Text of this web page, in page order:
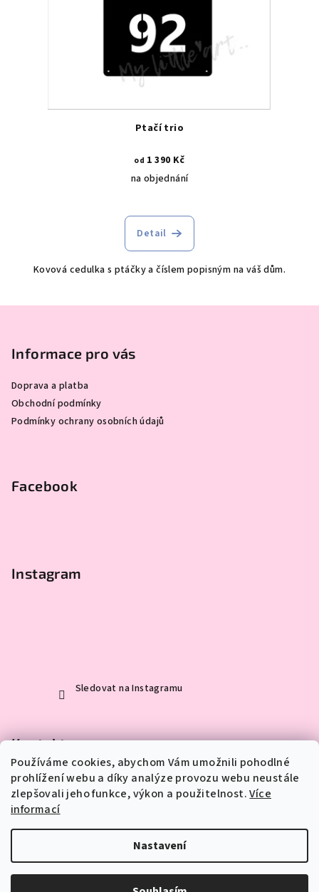
Používáme cookies, abychom Vám umožnili pohodlné
prohlížení webu a díky analýze provozu webu neustále
zlepšovali jeho funkce, výkon a použitelnost.Více
informací
Nastavení
Ptačí trio
od 1 390 Kč
na objednání
hodnocení
produktu
z
Detail
Kovová cedulka s ptáčky a číslem popisným na váš dům.
Informace pro vás
Doprava a platba
Obchodní podmínky
Podmínky ochrany osobních údajů
Facebook
Instagram
Sledovat na Instagramu
Kontakt
eva@mylittleart.cz
723 490 689